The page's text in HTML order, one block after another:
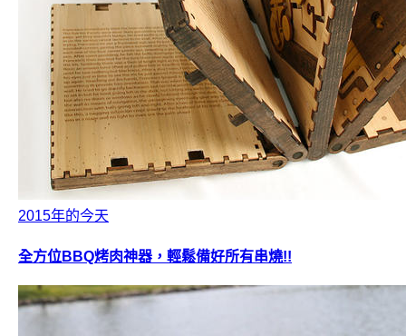
2015年的今天
全方位BBQ烤肉神器，輕鬆備好所有串燒!!